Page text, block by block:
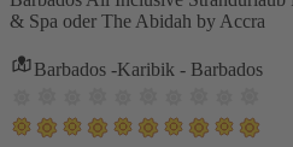
& Spa oder The Abidah by Accra
Barbados -Karibik - Barbados